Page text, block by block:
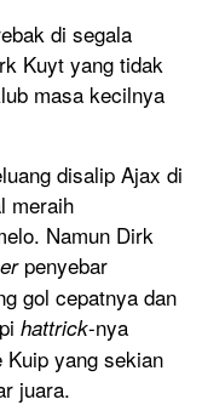
di segala
Kuyt yang tidak
masa kecilnya
disalip Ajax di
meraih
Namun Dirk
penyebar
gol cepatnya dan
hattrick-nya
Kuip yang sekian
juara.